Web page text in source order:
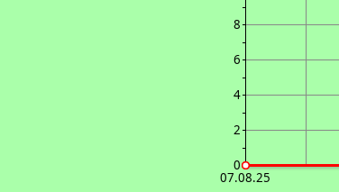
8
6
4
2
0
07.08.25